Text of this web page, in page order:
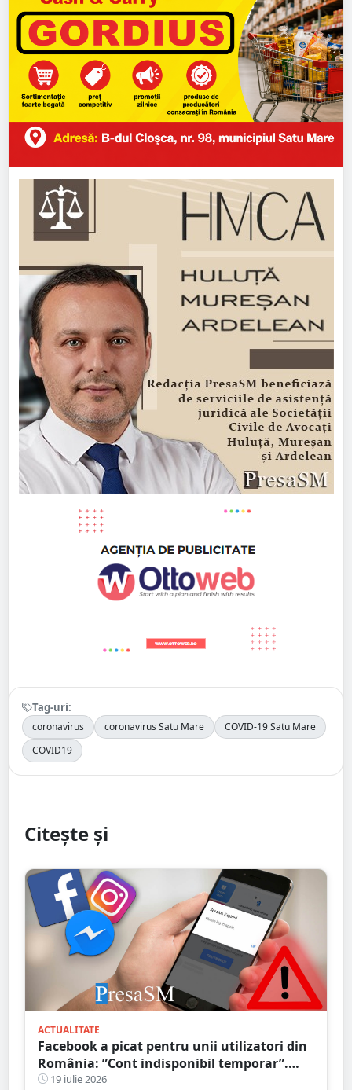
Tag-uri:
coronavirus coronavirus Satu Mare
COVID-19 Satu Mare
COVID19
Citește și
ACTUALITATE
Facebook a picat pentru unii utilizatori din
România: ”Cont indisponibil temporar”.
Probleme și în alte țări
19 iulie 2026